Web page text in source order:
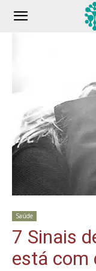
Saúde
7 Sinais
está com